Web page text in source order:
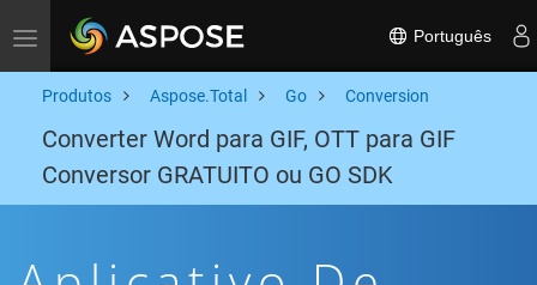
Toggle navigation Português
Produtos Aspose.Total Go Conversion
Converter Word para GIF, OTT para GIF
Conversor GRATUITO ou GO SDK